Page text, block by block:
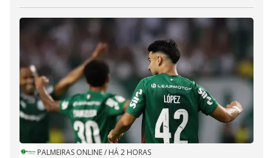
PALMEIRAS ONLINE/ HÁ 2 HORAS